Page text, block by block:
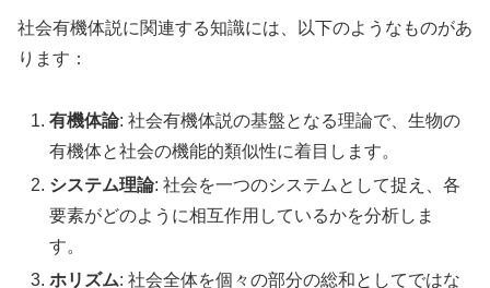
社会有機体説に関連する知識には、以下のようなものがあ
ります：
有機体論: 社会有機体説の基盤となる理論で、生物の
有機体と社会の機能的類似性に着目します。
システム理論: 社会を一つのシステムとして捉え、各
要素がどのように相互作用しているかを分析しま
す。
ホリズム: 社会全体を個々の部分の総和としてではな